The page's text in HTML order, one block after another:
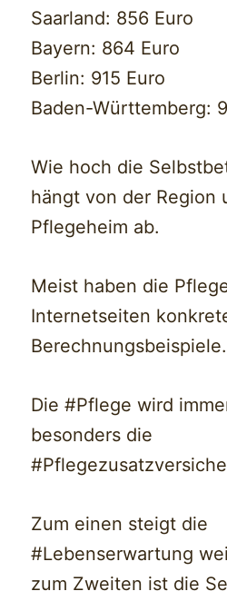
Saarland: 856 Euro
Bayern: 864 Euro
Berlin: 915 Euro
Baden-Württemberg:
Wie hoch die
hängt von der Region
Pflegeheim ab.
Meist haben die
Internetseiten
Berechnungsbeispiele.
Die #Pflege wird
besonders die
Zum einen steigt die
#Lebenserwartung
zum Zweiten ist die